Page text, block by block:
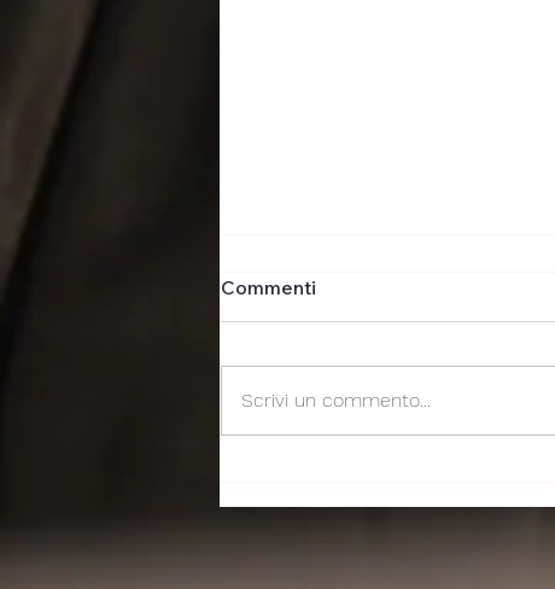
sul bullismo
Commenti
Scrivi un commento...